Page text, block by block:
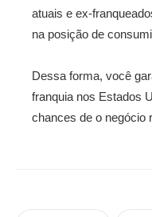
atuais e ex-
na posição de
Dessa forma, você
franquia nos Estados
chances de o negócio